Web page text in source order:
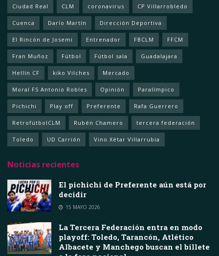
Ciudad Real CLM coronavirus CP Villarrobledo
Cuenca Darío Martín Dirección Deportiva
El Rincón de Josemi Entrenador FBCLM FFCM
Fran Muñoz Fútbol Fútbol sala Guadalajara
Hellín CF kiko Vilches Mercado
Moral FS Antonio Robles Opinión Paralímpico
Pichichi Play off Preferente Rafa Guerrero
RetrofútbolCLM Rubén Chamero tercera federación
Toledo UD Carrión Vino Xétar Villarrubia
Noticias recientes
El pichichi de Preferente aún está por
decidir
15 MAYO 2026
La Tercera Federación entra en modo
playoff: Toledo, Tarancón, Atlético
Albacete y Manchego buscan el billete